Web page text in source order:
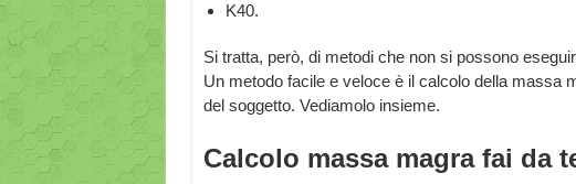
K40.
Si tratta, però, di metodi che non si possono
Un metodo facile e veloce è il calcolo della massa
del soggetto. Vediamolo insieme.
Calcolo massa magra fai da